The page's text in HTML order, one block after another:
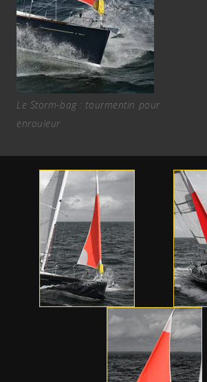
Le Storm-bag : tourmentin pour
enrouleur